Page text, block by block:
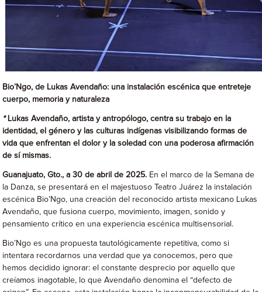
Bio’Ngo, de Lukas Avendaño: una instalación escénica que entreteje
cuerpo, memoria y naturaleza
* Lukas Avendaño, artista y antropólogo, centra su trabajo en la
identidad, el género y las culturas indígenas visibilizando formas de
vida que enfrentan el dolor y la soledad con una poderosa afirmación
de sí mismas.
Guanajuato, Gto., a 30 de abril de 2025. En el marco de la Semana de
la Danza, se presentará en el majestuoso Teatro Juárez la instalación
escénica Bio’Ngo, una creación del reconocido artista mexicano Lukas
Avendaño, que fusiona cuerpo, movimiento, imagen, sonido y
pensamiento crítico en una experiencia escénica multisensorial.
Bio’Ngo es una propuesta tautológicamente repetitiva, como si
intentara recordarnos una verdad que ya conocemos, pero que
hemos decidido ignorar: el constante desprecio por aquello que
creíamos inagotable, lo que Avendaño denomina el “defecto de